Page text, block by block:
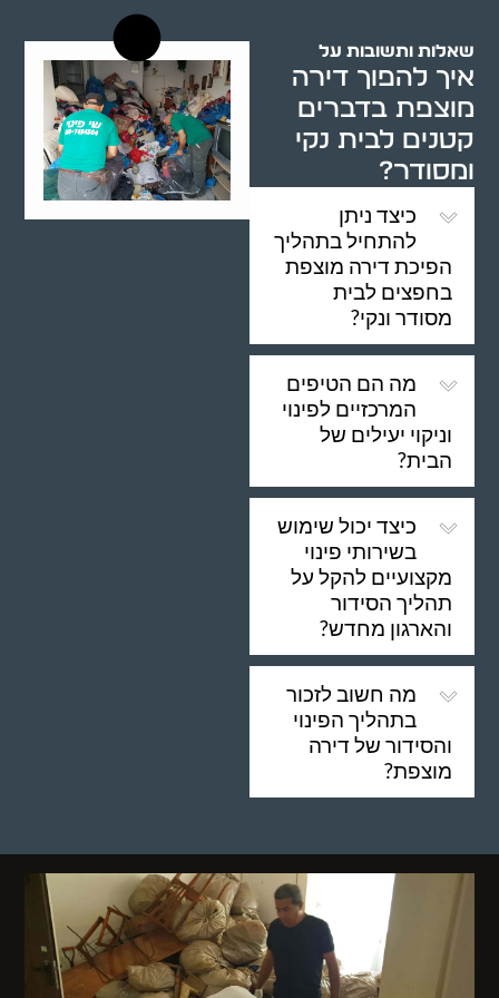
שאלות ותשובות על
איך להפוך דירה
מוצפת בדברים
קטנים לבית נקי
ומסודר?
כיצד ניתן
להתחיל בתהליך
הפיכת דירה מוצפת
בחפצים לבית
מסודר ונקי?
מה הם הטיפים
המרכזיים לפינוי
וניקוי יעילים של
הבית?
כיצד יכול שימוש
בשירותי פינוי
מקצועיים להקל על
תהליך הסידור
והארגון מחדש?
מה חשוב לזכור
בתהליך הפינוי
והסידור של דירה
מוצפת?